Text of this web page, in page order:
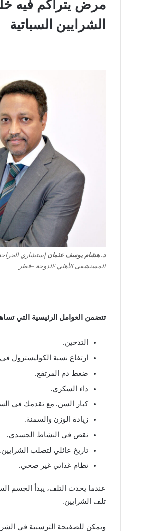
مرض يتراكم فيه
الشرايين السباتية
د. هشام يوسف عثمان إستشاري الجراحة
المستشفى الأهلي /الدوحة –قطر
تتضمن العوامل الرئيسية التي
التدخين.
ارتفاع نسبة الكوليسترول في
ضغط دم المرتفع.
داء
السكري.
كبار
السن. مع تقدمك في
زيادة
الوزن والسمنة.
نقص في النشاط الجسدي.
تاريخ عائلي لتصلب الشرايين.
نظام غذائي غير صحي.
عندما يحدث التلف، يبدأ الجسم
تلف
الشرايين.
ويمكن للصفيحة الترسبية في